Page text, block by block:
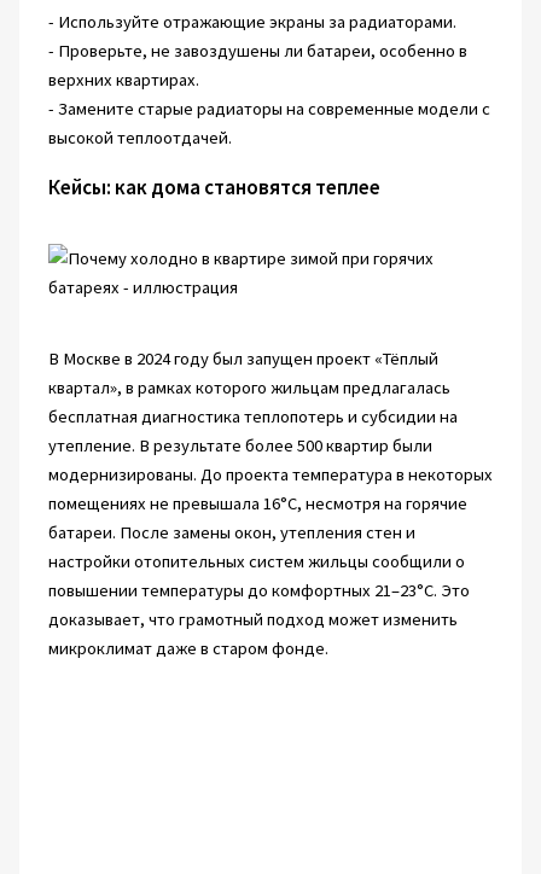
- Используйте отражающие экраны за радиаторами.
- Проверьте, не завоздушены ли батареи, особенно в
верхних квартирах.
- Замените старые радиаторы на современные модели с
высокой теплоотдачей.
Кейсы: как дома становятся теплее
В Москве в 2024 году был запущен проект «Тёплый
квартал», в рамках которого жильцам предлагалась
бесплатная диагностика теплопотерь и субсидии на
утепление. В результате более 500 квартир были
модернизированы. До проекта температура в некоторых
помещениях не превышала 16°C, несмотря на горячие
батареи. После замены окон, утепления стен и
настройки отопительных систем жильцы сообщили о
повышении температуры до комфортных 21–23°C. Это
доказывает, что грамотный подход может изменить
микроклимат даже в старом фонде.